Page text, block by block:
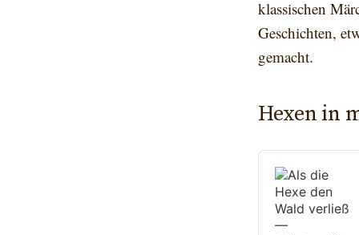
klassischen
Geschichten,
gemacht.
Hexen in
Audio
Player